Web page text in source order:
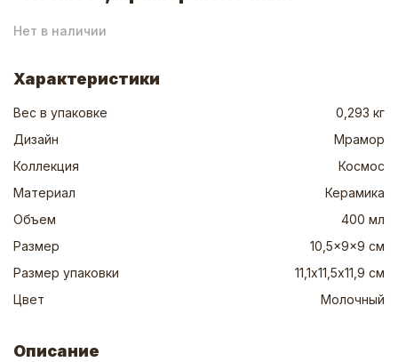
Нет в наличии
Характеристики
Вес в упаковке
0,293 кг
Дизайн
Мрамор
Коллекция
Космос
Материал
Керамика
Объем
400 мл
Размер
10,5x9x9 см
Размер упаковки
11,1х11,5х11,9 см
Цвет
Молочный
Описание